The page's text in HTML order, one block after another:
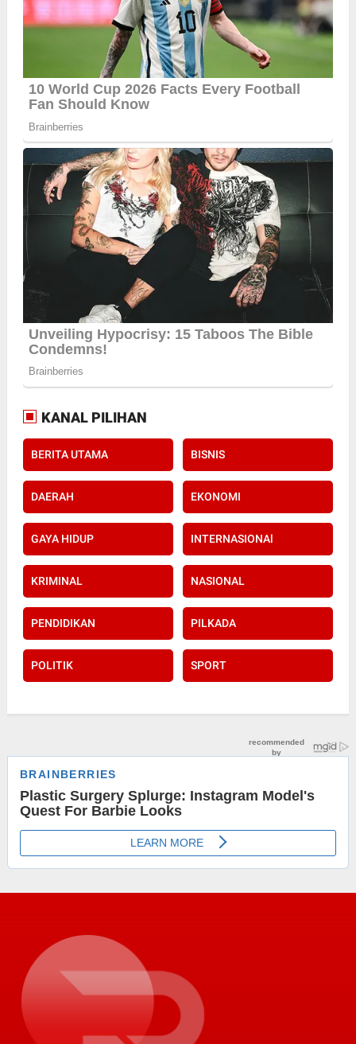
KANAL PILIHAN
BERITA UTAMA BISNIS
DAERAH EKONOMI
GAYA HIDUP INTERNASIONAl
KRIMINAL NASIONAL
PENDIDIKAN PILKADA
POLITIK SPORT